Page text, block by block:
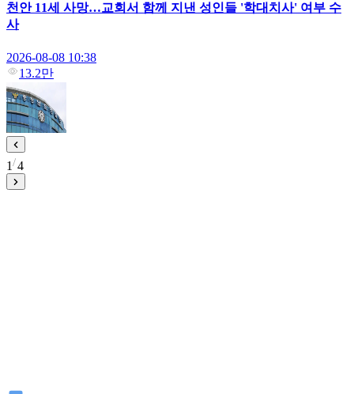
천안 11세 사망…교회서 함께 지낸 성인들 '학대치사' 여부 수
사
2026-08-08 10:38
13.2만
1 4